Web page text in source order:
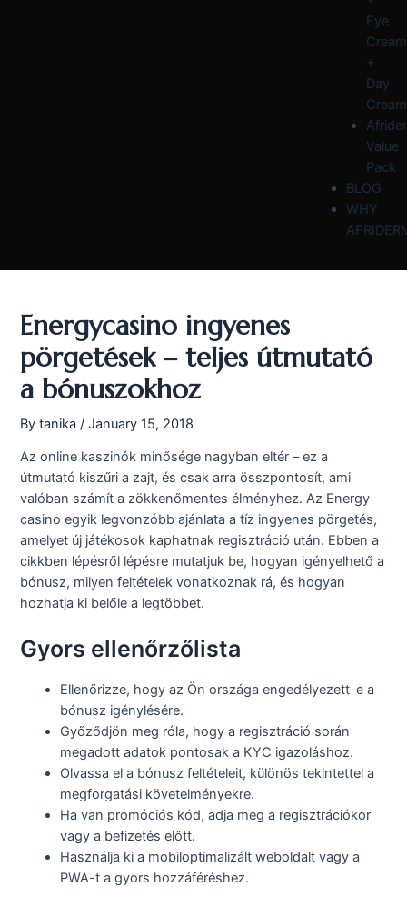
Eye
Cream
+
Day
Cream
Value
Pack
BLOG
WHY
Energycasino ingyenes
pörgetések – teljes útmutató
a bónuszokhoz
Bytanika /January 15, 2018
Az online kaszinók minősége nagyban eltér – ez a
útmutató kiszűri a zajt, és csak arra összpontosít, ami
valóban számít a zökkenőmentes élményhez. Az Energy
casino egyik legvonzóbb ajánlata a tíz ingyenes pörgetés,
amelyet új játékosok kaphatnak regisztráció után. Ebben a
cikkben lépésről lépésre mutatjuk be, hogyan igényelhető a
bónusz, milyen feltételek vonatkoznak rá, és hogyan
hozhatja ki belőle a legtöbbet.
Gyors ellenőrzőlista
Ellenőrizze, hogy az Ön országa engedélyezett-e a
bónusz igénylésére.
Győződjön meg róla, hogy a regisztráció során
megadott adatok pontosak a KYC igazoláshoz.
Olvassa el a bónusz feltételeit, különös tekintettel a
megforgatási követelményekre.
Ha van promóciós kód, adja meg a regisztrációkor
vagy a befizetés előtt.
Használja ki a mobiloptimalizált weboldalt vagy a
PWA-t a gyors hozzáféréshez.